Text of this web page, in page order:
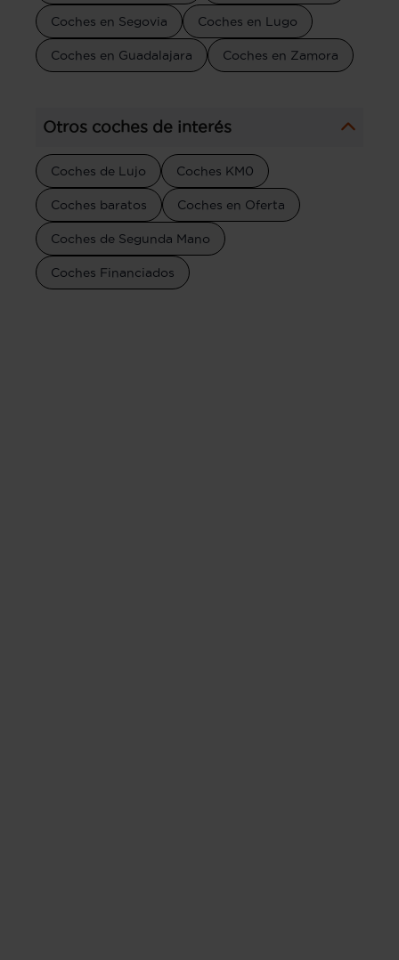
Coches en Segovia Coches en Lugo
Coches en Guadalajara Coches en Zamora
Otros coches de interés
Coches de Lujo Coches KM0
Coches baratos Coches en Oferta
Coches de Segunda Mano
Coches Financiados